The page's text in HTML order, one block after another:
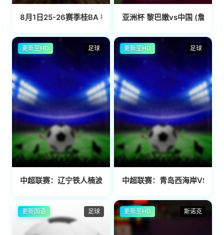
8月1日25-26赛季桂BA 梧州市VS桂林市亚洲杯 黎巴嫩vs中国 (詹俊
足球
更新至HD
中超联赛：辽宁铁人楠波湾VS上海申花20260802
足球
更新至HD
中超联赛：青岛西海岸VS青
足球
更新国语 斯诺克
更新至HD